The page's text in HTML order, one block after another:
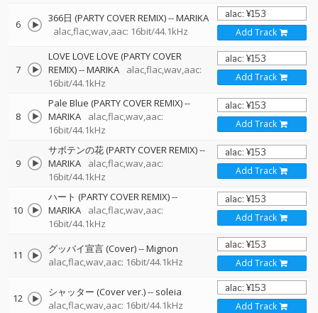
6 366日 (PARTY COVER REMIX)--MARIKA
alac,flac,wav,aac: 16bit/44.1kHz
Add Track
7
LOVE LOVE LOVE (PARTY COVER
REMIX)--MARIKA
alac,flac,wav,aac:
16bit/44.1kHz
Add Track
8
Pale Blue (PARTY COVER REMIX)--
MARIKA
alac,flac,wav,aac:
16bit/44.1kHz
Add Track
9
サボテンの花 (PARTY COVER REMIX)--
MARIKA
alac,flac,wav,aac:
16bit/44.1kHz
Add Track
10
ハート (PARTY COVER REMIX)--
MARIKA
alac,flac,wav,aac:
16bit/44.1kHz
Add Track
11 グッバイ宣言 (Cover)--Mignon
alac,flac,wav,aac: 16bit/44.1kHz
Add Track
12 シャッター (Cover ver.)-- soleia
alac,flac,wav,aac: 16bit/44.1kHz
Add Track